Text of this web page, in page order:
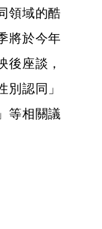
領域的酷
將於今年
後座談，
認同」
等相關議